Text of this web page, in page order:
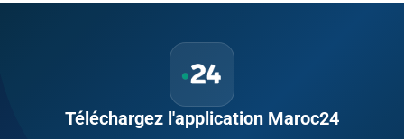
Téléchargez l'application Maroc24